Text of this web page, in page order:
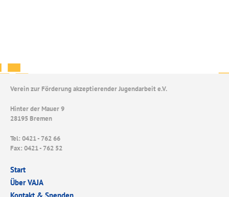
Verein zur Förderung akzeptierender Jugendarbeit e.V.
Hinter der Mauer 9
28195 Bremen
Tel: 0421 - 762 66
Fax: 0421 - 762 52
Start
Über VAJA